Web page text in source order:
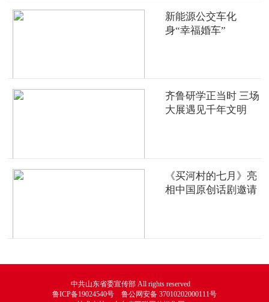
新能源公交车化
身“幸福婚车”
齐鲁研学正当时 三场
大展遇见千年文明
《买河村的七月》亮
相中国原创话剧邀请
中共山东省委宣传部 All rights reserved
鲁ICP备19024540号 鲁公网安备 37010202000111号